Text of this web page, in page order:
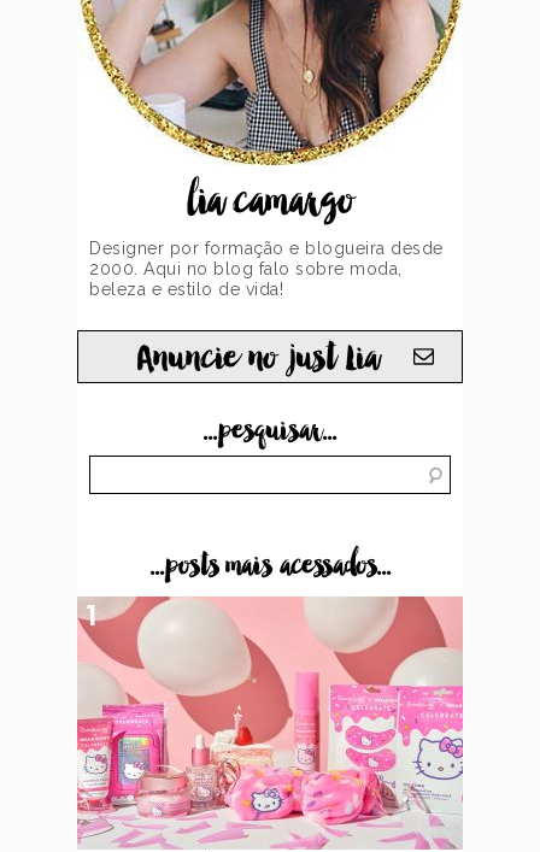
lia camargo
Designer por formação e blogueira desde
2000. Aqui no blog falo sobre moda,
beleza e estilo de vida!
Anuncie no just Lia
...pesquisar...
...posts mais acessados...
1